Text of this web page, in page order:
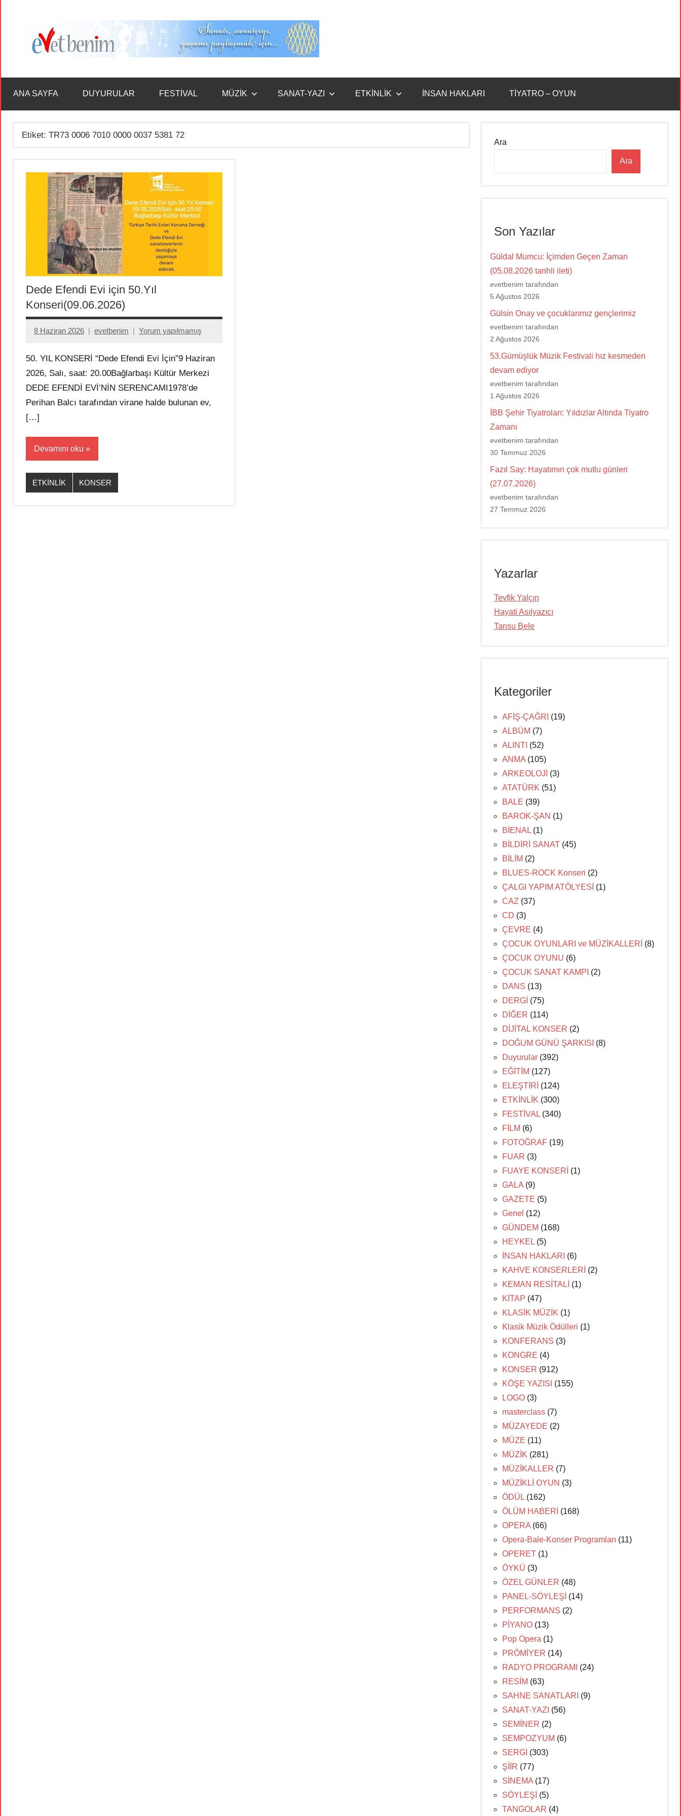
Benim
ANA SAYFA DUYURULAR FESTİVAL MÜZİK SANAT-YAZI ETKİNLİK İNSAN HAKLARI TİYATRO – OYUN
Etiket: TR73 0006 7010 0000 0037 5381 72
Dede Efendi Evi için 50.Yıl
Konseri(09.06.2026)
8 Haziran 2026 evetbenim Yorum yapılmamış
50.⁠ ⁠YIL KONSERİ “Dede Efendi Evi İçin”9 Haziran
2026, Salı, saat: 20.00Bağlarbaşı Kültür Merkezi
DEDE EFENDİ EVİ’NİN SERENCAMI1978’de
Perihan Balcı tarafından virane halde bulunan ev,
[…]
Devamını oku
ETKİNLİK KONSER
Ara
Ara
Son Yazılar
Güldal Mumcu: İçimden Geçen Zaman
(05.08.2026 tarihli ileti)
evetbenim tarafından
5 Ağustos 2026
Gülsin Onay ve çocuklarımız gençlerimiz
evetbenim tarafından
2 Ağustos 2026
53.Gümüşlük Müzik Festivali hız kesmeden
devam ediyor
evetbenim tarafından
1 Ağustos 2026
İBB Şehir Tiyatroları: Yıldızlar Altında Tiyatro
Zamanı
evetbenim tarafından
30 Temmuz 2026
Fazıl Say: Hayatımın çok mutlu günleri
(27.07.2026)
evetbenim tarafından
27 Temmuz 2026
Yazarlar
Tevfik Yalçın
Hayati Asılyazıcı
Tansu Bele
Kategoriler
AFİŞ-ÇAĞRI (19)
ALBÜM (7)
ALINTI (52)
ANMA (105)
ARKEOLOJİ (3)
ATATÜRK (51)
BALE (39)
BAROK-ŞAN (1)
BİENAL (1)
BİLDİRİ SANAT (45)
BİLİM (2)
BLUES-ROCK Konseri (2)
ÇALGI YAPIM ATÖLYESİ (1)
CAZ (37)
CD (3)
ÇEVRE (4)
ÇOCUK OYUNLARI ve MÜZİKALLERİ (8)
ÇOCUK OYUNU (6)
ÇOCUK SANAT KAMPI (2)
DANS (13)
DERGİ (75)
DİĞER (114)
DİJİTAL KONSER (2)
DOĞUM GÜNÜ ŞARKISI (8)
Duyurular (392)
EĞİTİM (127)
ELEŞTİRİ (124)
ETKİNLİK (300)
FESTİVAL (340)
FİLM (6)
FOTOĞRAF (19)
FUAR (3)
FUAYE KONSERİ (1)
GALA (9)
GAZETE (5)
Genel (12)
GÜNDEM (168)
HEYKEL (5)
İNSAN HAKLARI (6)
KAHVE KONSERLERİ (2)
KEMAN RESİTALİ (1)
KİTAP (47)
KLASİK MÜZİK (1)
Klasik Müzik Ödülleri (1)
KONFERANS (3)
KONGRE (4)
KONSER (912)
KÖŞE YAZISI (155)
LOGO (3)
masterclass (7)
MÜZAYEDE (2)
MÜZE (11)
MÜZİK (281)
MÜZİKALLER (7)
MÜZİKLİ OYUN (3)
ÖDÜL (162)
ÖLÜM HABERİ (168)
OPERA (66)
Opera-Bale-Konser Programları (11)
OPERET (1)
ÖYKÜ (3)
ÖZEL GÜNLER (48)
PANEL-SÖYLEŞİ (14)
PERFORMANS (2)
PİYANO (13)
Pop Opera (1)
PRÖMİYER (14)
RADYO PROGRAMI
(24)
RESİM (63)
SAHNE SANATLARI (9)
SANAT-YAZI (56)
SEMİNER (2)
SEMPOZYUM (6)
SERGİ (303)
ŞİİR (77)
SİNEMA (17)
SÖYLEŞİ (5)
TANGOLAR (4)